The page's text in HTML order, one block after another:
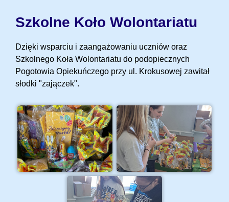
Szkolne Koło Wolontariatu
Dzięki wsparciu i zaangażowaniu uczniów oraz
Szkolnego Koła Wolontariatu do podopiecznych
Pogotowia Opiekuńczego przy ul. Krokusowej zawitał
słodki "zajączek".